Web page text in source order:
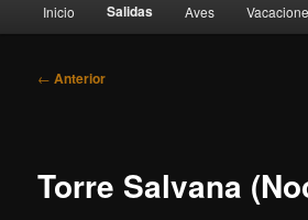
Inicio Salidas Aves
Navegación
← Anterior
Torre Salvana